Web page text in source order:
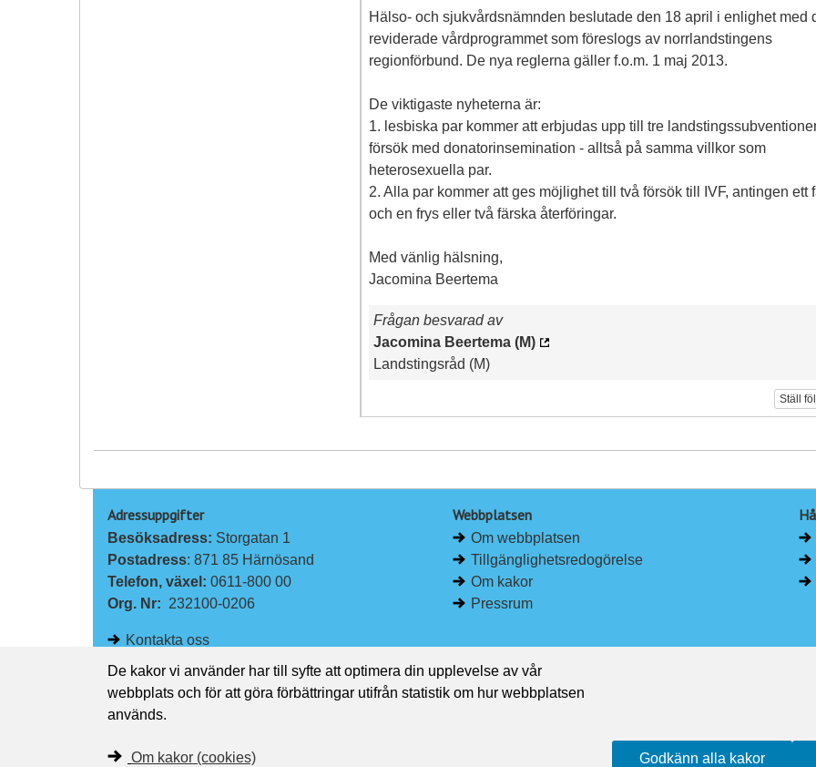
Hälso- och sjukvårdsnämnden beslutade den 18 april i enlighet med
reviderade vårdprogrammet som föreslogs av norrlandstingens
regionförbund. De nya reglerna gäller f.o.m. 1 maj 2013.
De viktigaste nyheterna är:
1. lesbiska par kommer att erbjudas upp till tre
försök med donatorinsemination - alltså på samma villkor som
heterosexuella par.
2. Alla par kommer att ges möjlighet till två försök till IVF, antingen ett
och en frys eller två färska återföringar.
Med vänlig hälsning,
Jacomina Beertema
Frågan besvarad av
Jacomina Beertema (M)
Landstingsråd (M)
Ställ
Adressuppgifter
Besöksadress: Storgatan 1
Postadress: 871 85 Härnösand
Telefon, växel: 0611-800 00
Org. Nr: 232100-0206
Kontakta oss
Webbplatsen
Om webbplatsen
Tillgänglighetsredogörelse
Om kakor
Pressrum
De kakor vi använder har till syfte att optimera din upplevelse av vår
webbplats och för att göra förbättringar utifrån statistik om hur webbplatsen
används.
Om kakor (cookies) Godkänn alla kakor